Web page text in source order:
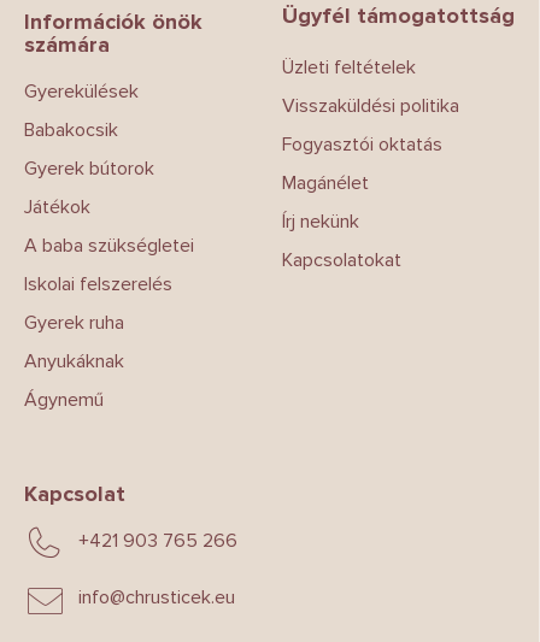
Információk önök
számára
Gyerekülések
Babakocsik
Gyerek bútorok
Játékok
A baba szükségletei
Iskolai felszerelés
Gyerek ruha
Anyukáknak
Ágynemű
Ügyfél támogatottság
Üzleti feltételek
Visszaküldési politika
Fogyasztói oktatás
Magánélet
Írj nekünk
Kapcsolatokat
Kapcsolat
info@chrusticek.eu
+421 903 765 266